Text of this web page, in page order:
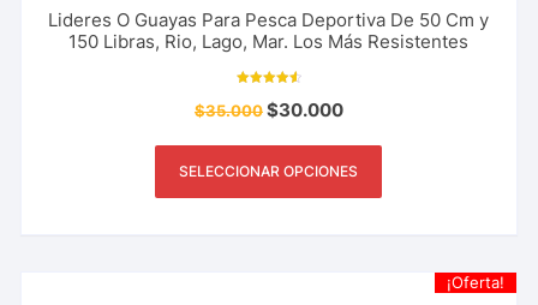
Lideres O Guayas Para Pesca Deportiva De 50 Cm y
150 Libras, Rio, Lago, Mar. Los Más Resistentes
con
4.64
$35.000$30.000
SELECCIONAR OPCIONES
¡Oferta!